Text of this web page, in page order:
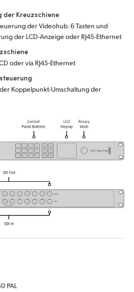
der Kreuzschiene
der Videohub. 6 Tasten und
der LCD-Anzeige oder RJ45-Ethernet
oder via RJ45-Ethernet
Koppelpunkt-Umschaltung der
PAL